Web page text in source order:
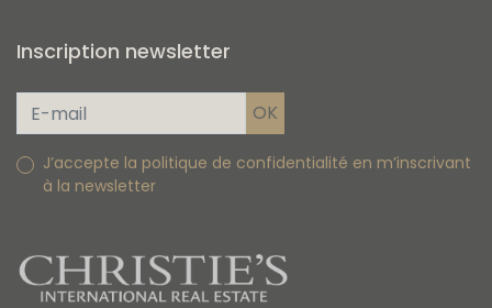
Inscription newsletter
J’accepte la politique de confidentialité en m’inscrivant
à la newsletter